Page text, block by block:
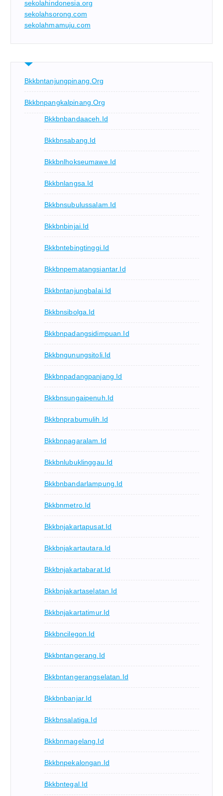
sekolahindonesia.org
sekolahsorong.com
sekolahmamuju.com
Bkkbntanjungpinang.org
Bkkbnpangkalpinang.org
Bkkbnbandaaceh.id
Bkkbnsabang.id
Bkkbnlhokseumawe.id
Bkkbnlangsa.id
Bkkbnsubulussalam.id
Bkkbnbinjai.id
Bkkbntebingtinggi.id
Bkkbnpematangsiantar.id
Bkkbntanjungbalai.id
Bkkbnsibolga.id
Bkkbnpadangsidimpuan.id
Bkkbngunungsitoli.id
Bkkbnpadangpanjang.id
Bkkbnsungaipenuh.id
Bkkbnprabumulih.id
Bkkbnpagaralam.id
Bkkbnlubuklinggau.id
Bkkbnbandarlampung.id
Bkkbnmetro.id
Bkkbnjakartapusat.id
Bkkbnjakartautara.id
Bkkbnjakartabarat.id
Bkkbnjakartaselatan.id
Bkkbnjakartatimur.id
Bkkbncilegon.id
Bkkbntangerang.id
Bkkbntangerangselatan.id
Bkkbnbanjar.id
Bkkbnsalatiga.id
Bkkbnmagelang.id
Bkkbnpekalongan.id
Bkkbntegal.id